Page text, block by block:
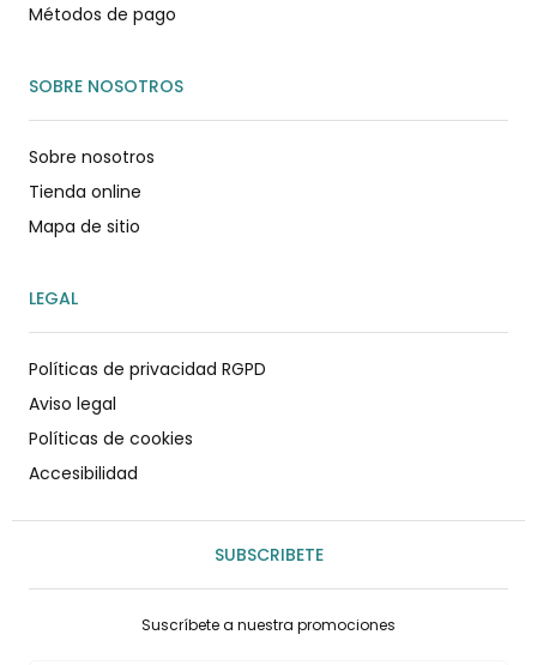
Métodos de pago
SOBRE NOSOTROS
Sobre nosotros
Tienda online
Mapa de sitio
LEGAL
Políticas de privacidad RGPD
Aviso legal
Políticas de cookies
Accesibilidad
SUBSCRIBETE
Suscríbete a nuestra promociones